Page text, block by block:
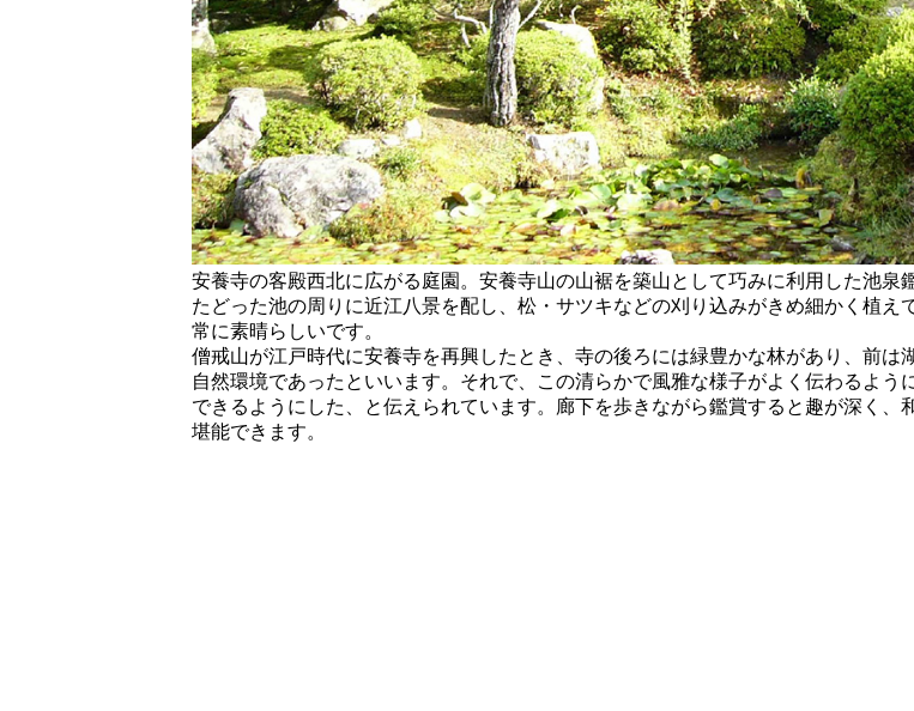
安養寺の客殿西北に広がる庭園。安養寺山の山裾を築山として巧みに利用した池
たどった池の周りに近江八景を配し、松・サツキなどの刈り込みがきめ細かく植
常に素晴らしいです。
僧戒山が江戸時代に安養寺を再興したとき、寺の後ろには緑豊かな林があり、前
自然環境であったといいます。それで、この清らかで風雅な様子がよく伝わるよ
できるようにした、と伝えられています。廊下を歩きながら鑑賞すると趣が深く
堪能できます。